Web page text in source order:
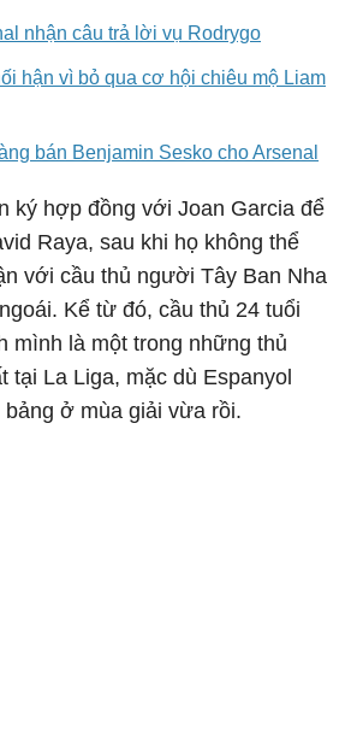
nhận câu trả lời vụ Rodrygo
hận vì bỏ qua cơ hội chiêu mộ Liam
bán Benjamin Sesko cho Arsenal
ký hợp đồng với Joan Garcia để
Raya, sau khi họ không thể
với cầu thủ người Tây Ban Nha
Kể từ đó, cầu thủ 24 tuổi
mình là một trong những thủ
tại La Liga, mặc dù Espanyol
ở mùa giải vừa rồi.